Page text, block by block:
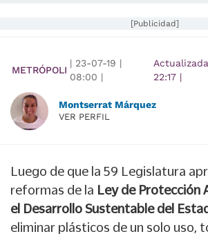
[Publicidad]
METRÓPOLI
| 23-07-19 |
08:00 |
Actualizada
22:17|
Montserrat Márquez
VER PERFIL
Luego de que la 59 Legislatura
reformas de la Ley de Protección
el Desarrollo Sustentable del
eliminar plásticos de un solo uso,